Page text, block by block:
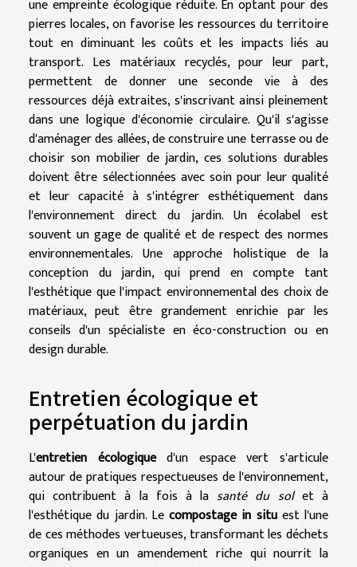
une empreinte écologique réduite. En optant pour des
pierres locales, on favorise les ressources du territoire
tout en diminuant les coûts et les impacts liés au
transport. Les matériaux recyclés, pour leur part,
permettent de donner une seconde vie à des
ressources déjà extraites, s'inscrivant ainsi pleinement
dans une logique d'économie circulaire. Qu'il s'agisse
d'aménager des allées, de construire une terrasse ou de
choisir son mobilier de jardin, ces solutions durables
doivent être sélectionnées avec soin pour leur qualité
et leur capacité à s'intégrer esthétiquement dans
l'environnement direct du jardin. Un écolabel est
souvent un gage de qualité et de respect des normes
environnementales. Une approche holistique de la
conception du jardin, qui prend en compte tant
l'esthétique que l'impact environnemental des choix de
matériaux, peut être grandement enrichie par les
conseils d'un spécialiste en éco-construction ou en
design durable.
Entretien écologique et
perpétuation du jardin
L'entretien écologiqued'un espace vert s'articule
autour de pratiques respectueuses de l'environnement,
qui contribuent à la fois à lasanté du solet à
l'esthétique du jardin. Le compostage in situest l'une
de ces méthodes vertueuses, transformant les déchets
organiques en un amendement riche qui nourrit la